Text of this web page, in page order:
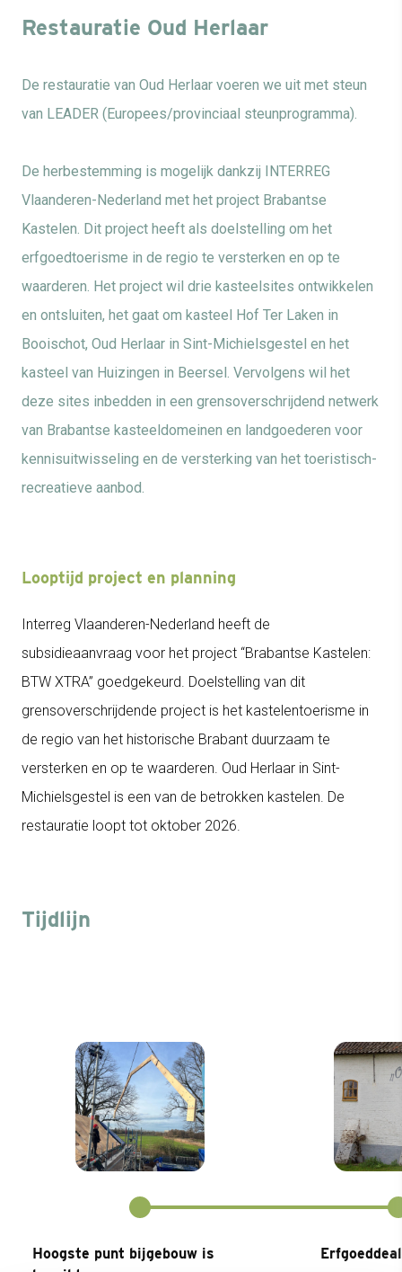
Restauratie Oud Herlaar
De restauratie van Oud Herlaar voeren we uit met steun
van LEADER (Europees/provinciaal steunprogramma).
De herbestemming is mogelijk dankzij INTERREG
Vlaanderen-Nederland met het project Brabantse
Kastelen. Dit project heeft als doelstelling om het
erfgoedtoerisme in de regio te versterken en op te
waarderen. Het project wil drie kasteelsites ontwikkelen
en ontsluiten, het gaat om kasteel Hof Ter Laken in
Booischot, Oud Herlaar in Sint-Michielsgestel en het
kasteel van Huizingen in Beersel. Vervolgens wil het
deze sites inbedden in een grensoverschrijdend netwerk
van Brabantse kasteeldomeinen en landgoederen voor
kennisuitwisseling en de versterking van het toeristisch-
recreatieve aanbod.
Looptijd project en planning
Interreg Vlaanderen-Nederland heeft de
subsidieaanvraag voor het project “Brabantse Kastelen:
BTW XTRA” goedgekeurd. Doelstelling van dit
grensoverschrijdende project is het kastelentoerisme in
de regio van het historische Brabant duurzaam te
versterken en op te waarderen. Oud Herlaar in Sint-
Michielsgestel is een van de betrokken kastelen. De
restauratie loopt tot oktober 2026.
Tijdlijn
Hoogste punt bijgebouw is